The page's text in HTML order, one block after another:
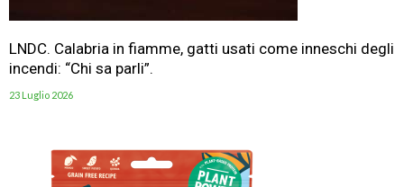
LNDC. Calabria in fiamme, gatti usati come inneschi degli
incendi: “Chi sa parli”.
23 Luglio 2026